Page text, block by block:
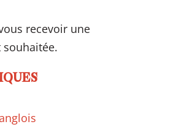
recevoir une